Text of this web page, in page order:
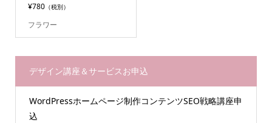
¥780（税別）
フラワー
デザイン講座＆サービスお申込
WordPressホームページ制作コンテンツSEO戦略講座申
込